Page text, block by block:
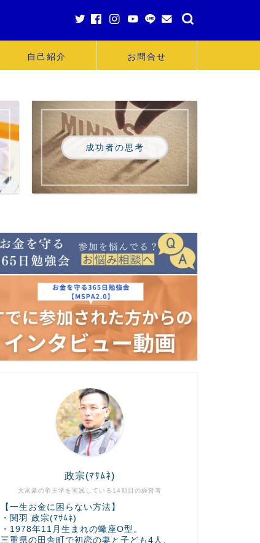
自己紹介 お問合せ
成功者の思考
大富豪の帝王学を実践している14期目の経営者
政宗(ﾏｻﾑﾈ)
【一生お金に困らない方法】
・関羽 政宗(ﾏｻﾑﾈ)
・1978年11月生まれの蠍座O型。
三重県の田舎町で初恋の妻と子ども4人、